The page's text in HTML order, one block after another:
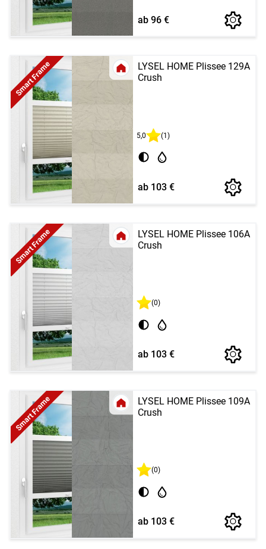
ab 96 €
LYSEL HOME Plissee 129A
Crush
Smart Frame
5,0 (1)
ab 103 €
LYSEL HOME Plissee 106A
Crush
Smart Frame
(0)
ab 103 €
LYSEL HOME Plissee 109A
Crush
Smart Frame
(0)
ab 103 €